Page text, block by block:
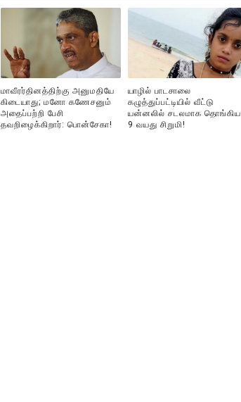
மாவீரர்தினத்திற்கு அனுமதியே
கிடையாது; மனோ கணேசனும்
அதைப்பற்றி பேசி
தவறிழைக்கிறார்: பொன்சேகா!
யாழில் பாடசாலை
கழுத்துப்பட்டியில் வீட்டு
யன்னலில் சடலமாக தொங்கிய
9 வயது சிறுமி!